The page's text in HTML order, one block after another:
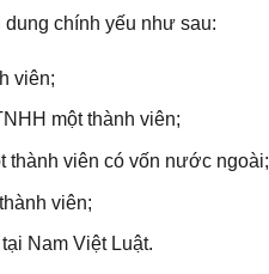
chính yếu như sau:
viên;
một thành viên;
thành viên có vốn nước ngoài;
viên;
Nam Việt Luật.